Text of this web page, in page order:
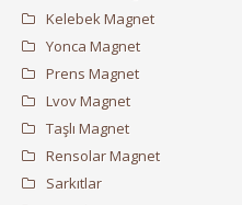
Kelebek Magnet
Yonca Magnet
Prens Magnet
Lvov Magnet
Taşlı Magnet
Rensolar Magnet
Sarkıtlar